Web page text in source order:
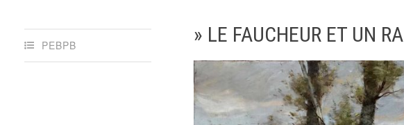
PEBPB » LE FAUCHEUR ET UN